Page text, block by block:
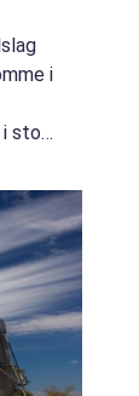
i
stora